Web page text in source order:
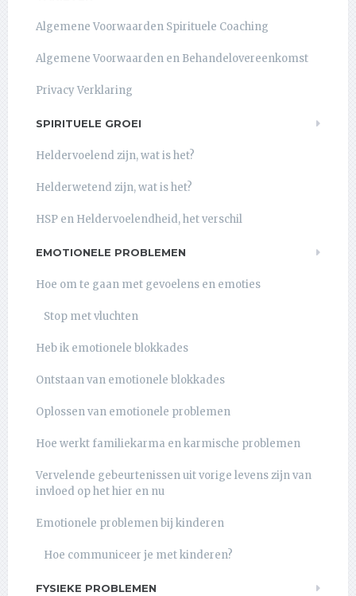
Algemene Voorwaarden Spirituele Coaching
Algemene Voorwaarden en Behandelovereenkomst
Privacy Verklaring
SPIRITUELE GROEI
Heldervoelend zijn, wat is het?
Helderwetend zijn, wat is het?
HSP en Heldervoelendheid, het verschil
EMOTIONELE PROBLEMEN
Hoe om te gaan met gevoelens en emoties
Stop met vluchten
Heb ik emotionele blokkades
Ontstaan van emotionele blokkades
Oplossen van emotionele problemen
Hoe werkt familiekarma en karmische problemen
Vervelende gebeurtenissen uit vorige levens zijn van
invloed op het hier en nu
Emotionele problemen bij kinderen
Hoe communiceer je met kinderen?
FYSIEKE PROBLEMEN